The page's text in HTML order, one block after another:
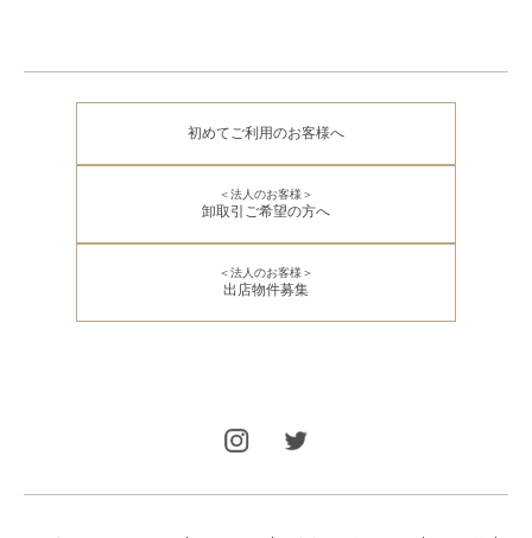
初めてご利用のお客様へ
＜法人のお客様＞
卸取引ご希望の方へ
＜法人のお客様＞
出店物件募集